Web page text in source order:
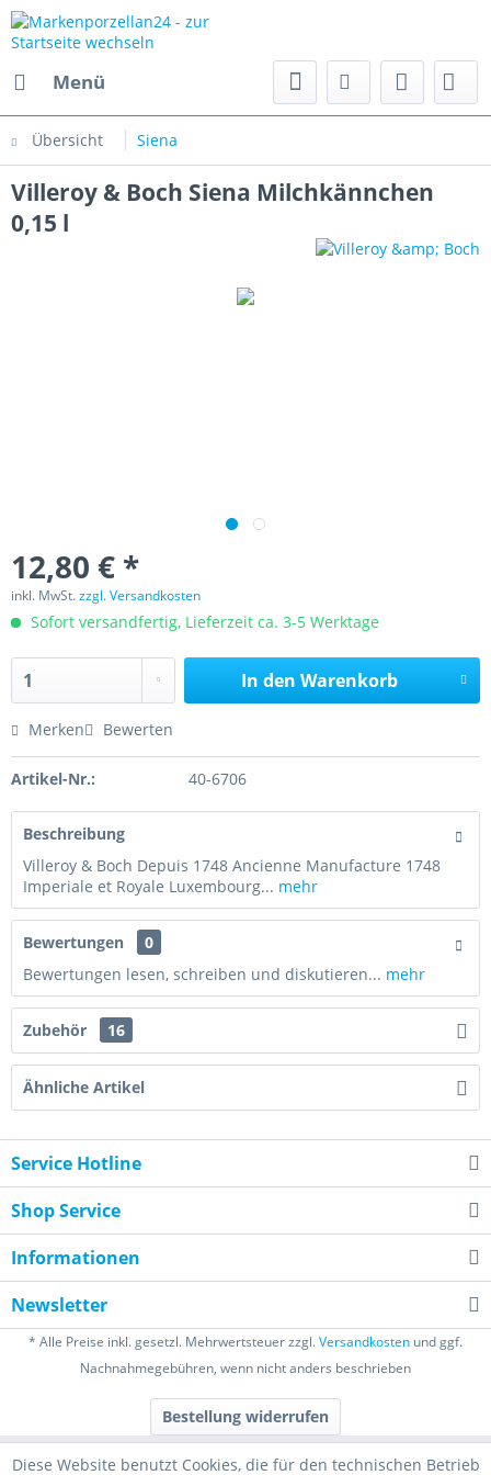
Menü
Übersicht Siena
Villeroy & Boch Siena Milchkännchen
0,15 l
12,80 € *
inkl. MwSt.zzgl. Versandkosten
Sofort versandfertig, Lieferzeit ca. 3-5 Werktage
In den Warenkorb
Merken Bewerten
Artikel-Nr.: 40-6706
Beschreibung
Villeroy & Boch Depuis 1748 Ancienne Manufacture 1748
Imperiale et Royale Luxembourg... mehr
Bewertungen
0
Bewertungen lesen, schreiben und diskutieren... mehr
Zubehör 16
Ähnliche Artikel
Service Hotline
Shop Service
Informationen
Newsletter
* Alle Preise inkl. gesetzl. Mehrwertsteuer zzgl.Versandkosten und ggf.
Nachnahmegebühren, wenn nicht anders beschrieben
Bestellung widerrufen
Diese Website benutzt Cookies, die für den technischen Betrieb